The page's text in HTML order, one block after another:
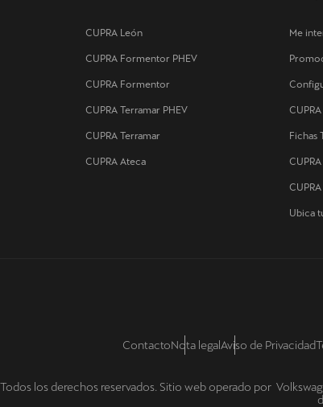
CUPRA León
CUPRA Formentor PHEV
CUPRA Formentor
CUPRA Terramar PHEV
CUPRA Terramar
CUPRA Ateca
Me
Fichas
Ubica
ContactoNota legalAviso de Privacidad
Todos los derechos reservados. Sitio web operado por